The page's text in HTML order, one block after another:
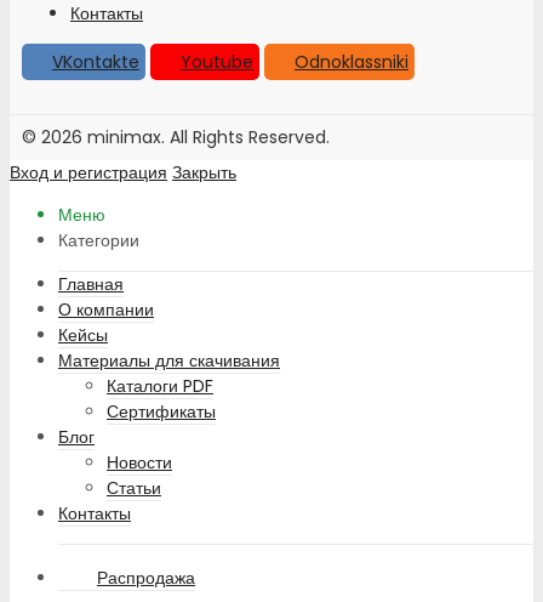
Контакты
VKontakte
Youtube Odnoklassniki
© 2026 minimax. All Rights Reserved.
Вход и регистрация Закрыть
Меню
Категории
Главная
О компании
Кейсы
Материалы для скачивания
Каталоги PDF
Сертификаты
Блог
Новости
Статьи
Контакты
Распродажа